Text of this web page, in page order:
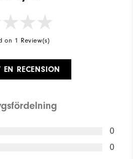
on 1 Review(s)
EN RECENSION
0
0